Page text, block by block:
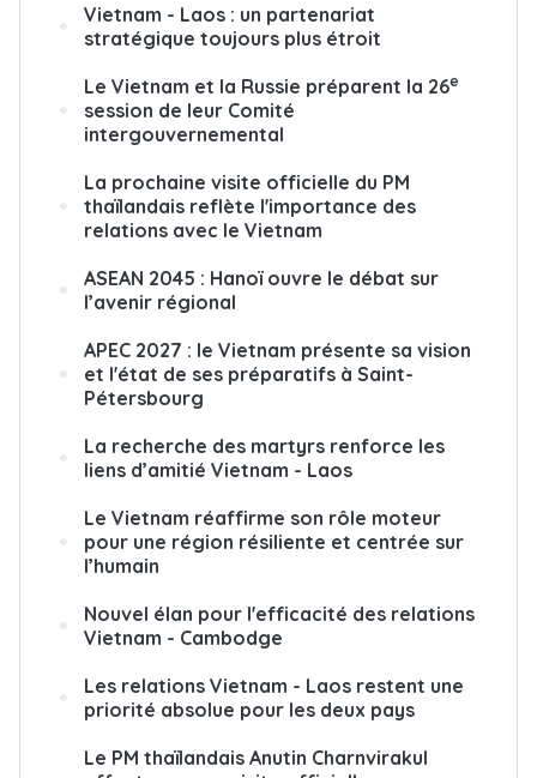
Vietnam - Laos : un partenariat
stratégique toujours plus étroit
Le Vietnam et la Russie préparent la 26e
session de leur Comité
intergouvernemental
La prochaine visite officielle du PM
thaïlandais reflète l'importance des
relations avec le Vietnam
ASEAN 2045 : Hanoï ouvre le débat sur
l’avenir régional
APEC 2027 : le Vietnam présente sa vision
et l'état de ses préparatifs à Saint-
Pétersbourg
La recherche des martyrs renforce les
liens d’amitié Vietnam - Laos
Le Vietnam réaffirme son rôle moteur
pour une région résiliente et centrée sur
l’humain
Nouvel élan pour l'efficacité des relations
Vietnam - Cambodge
Les relations Vietnam - Laos restent une
priorité absolue pour les deux pays
Le PM thaïlandais Anutin Charnvirakul